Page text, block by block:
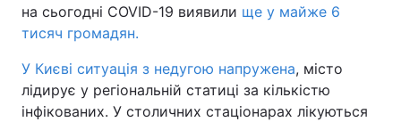
на сьогодні COVID-19 виявили ще у майже 6
тисяч громадян.
У Києві ситуація з недугою напружена, місто
лідирує у регіональній статиці за кількістю
інфікованих. У столичних стаціонарах лікуються